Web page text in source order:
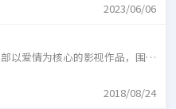
2023/06/06
以爱情为核心的影视作品，围绕
成长展开，整体节奏紧凑，适合
2018/08/24